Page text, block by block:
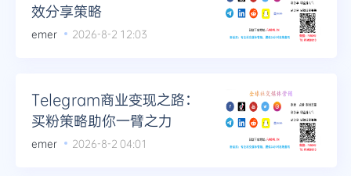
效分享策略
emer 2026-8-2 12:03
Telegram商业变现之路：
买粉策略助你一臂之力
emer 2026-8-2 04:01